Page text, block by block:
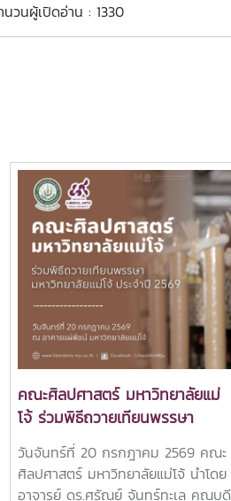
นวนผู้เปิดอ่าน : 1330
คณะศิลปศาสตร์ มหาวิทยาลัยแม่
โจ้ ร่วมพิธีถวายเทียนพรรษา
มหาวิทยาลัยแม่โจ้ ประจำปี 2569
วันจันทร์ที่ 20 กรกฎาคม 2569 คณะ
ศิลปศาสตร์ มหาวิทยาลัยแม่โจ้ นำโดย
อาจารย์ ดร.ศรัณย์ จันทร์ทะเล คณบดี